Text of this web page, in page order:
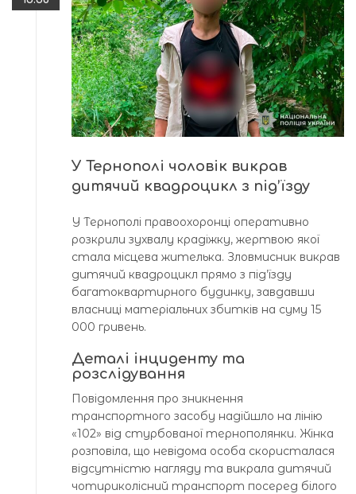
У Тернополі чоловік викрав
дитячий квадроцикл з під’їзду
У Тернополі правоохоронці оперативно
розкрили зухвалу крадіжку, жертвою якої
стала місцева жителька. Зловмисник викрав
дитячий квадроцикл прямо з під’їзду
багатоквартирного будинку, завдавши
власниці матеріальних збитків на суму 15
000 гривень.
Деталі інциденту та
розслідування
Повідомлення про зникнення
транспортного засобу надійшло на лінію
«102» від стурбованої тернополянки. Жінка
розповіла, що невідома особа скористалася
відсутністю нагляду та викрала дитячий
чотириколісний транспорт посеред білого